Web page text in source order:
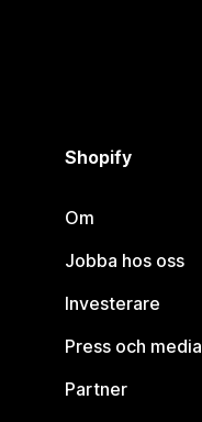
Shopify
Om
Jobba hos oss
Investerare
Press och media
Partner